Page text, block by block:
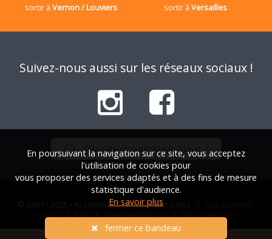
sortir àVernon / Louviers sortir àVersailles
Suivez-nous aussi sur les réseaux sociaux !
Envie de discuter sur le Tchat ?
© 2001 / 2026 • Association Française des Solos | Qui sommes-
nous ?|FAQ|Mentions légales|Nous contacter
En poursuivant la navigation sur ce site, vous acceptez
l'utilisation de cookies pour
vous proposer des services adaptés et à des fins de mesure
statistique d'audience.
En savoir plus
fermer ce bandeau